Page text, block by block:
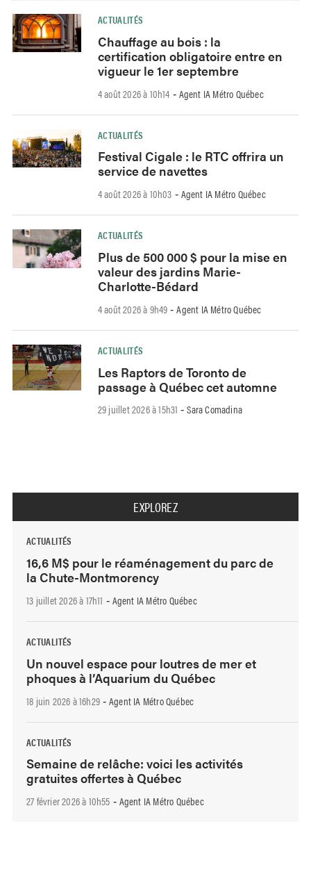
ACTUALITÉS
Chauffage au bois : la
certification obligatoire entre en
vigueur le 1er septembre
4 août 2026 à 10h14 - Agent IA Métro Québec
ACTUALITÉS
Festival Cigale : le RTC offrira un
service de navettes
4 août 2026 à 10h03 - Agent IA Métro Québec
ACTUALITÉS
Plus de 500 000 $ pour la mise en
valeur des jardins Marie-
Charlotte-Bédard
4 août 2026 à 9h49 -Agent IA Métro Québec
ACTUALITÉS
Les Raptors de Toronto de
passage à Québec cet automne
29 juillet 2026 à 15h31 -Sara Comadina
EXPLOREZ
ACTUALITÉS
16,6 M$ pour le réaménagement du parc de
la Chute-Montmorency
13 juillet 2026 à 17h11 - Agent IA Métro Québec
ACTUALITÉS
Un nouvel espace pour loutres de mer et
phoques à l’Aquarium du Québec
18 juin 2026 à 16h29 - Agent IA Métro Québec
ACTUALITÉS
Semaine de relâche: voici les activités
gratuites offertes à Québec
27 février 2026 à 10h55 - Agent IA Métro Québec